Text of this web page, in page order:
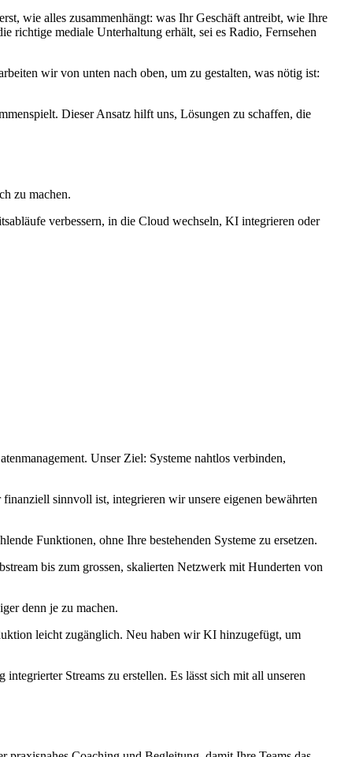
wie alles zusammenhängt: was Ihr Geschäft antreibt, wie Ihre
richtige mediale Unterhaltung erhält, sei es Radio, Fernsehen
wir von unten nach oben, um zu gestalten, was nötig ist:
Dieser Ansatz hilft uns, Lösungen zu schaffen, die
zu machen.
verbessern, in die Cloud wechseln, KI integrieren oder
Unser Ziel: Systeme nahtlos verbinden,
sinnvoll ist, integrieren wir unsere eigenen bewährten
Funktionen, ohne Ihre bestehenden Systeme zu ersetzen.
bis zum grossen, skalierten Netzwerk mit Hunderten von
denn je zu machen.
leicht zugänglich. Neu haben wir KI hinzugefügt, um
Streams zu erstellen. Es lässt sich mit all unseren